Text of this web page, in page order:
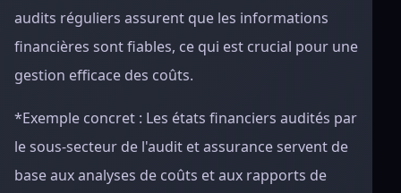
audits réguliers assurent que les informations
financières sont fiables, ce qui est crucial pour une
gestion efficace des coûts.
*Exemple concret : Les états financiers audités par
le sous-secteur de l'audit et assurance servent de
base aux analyses de coûts et aux rapports de